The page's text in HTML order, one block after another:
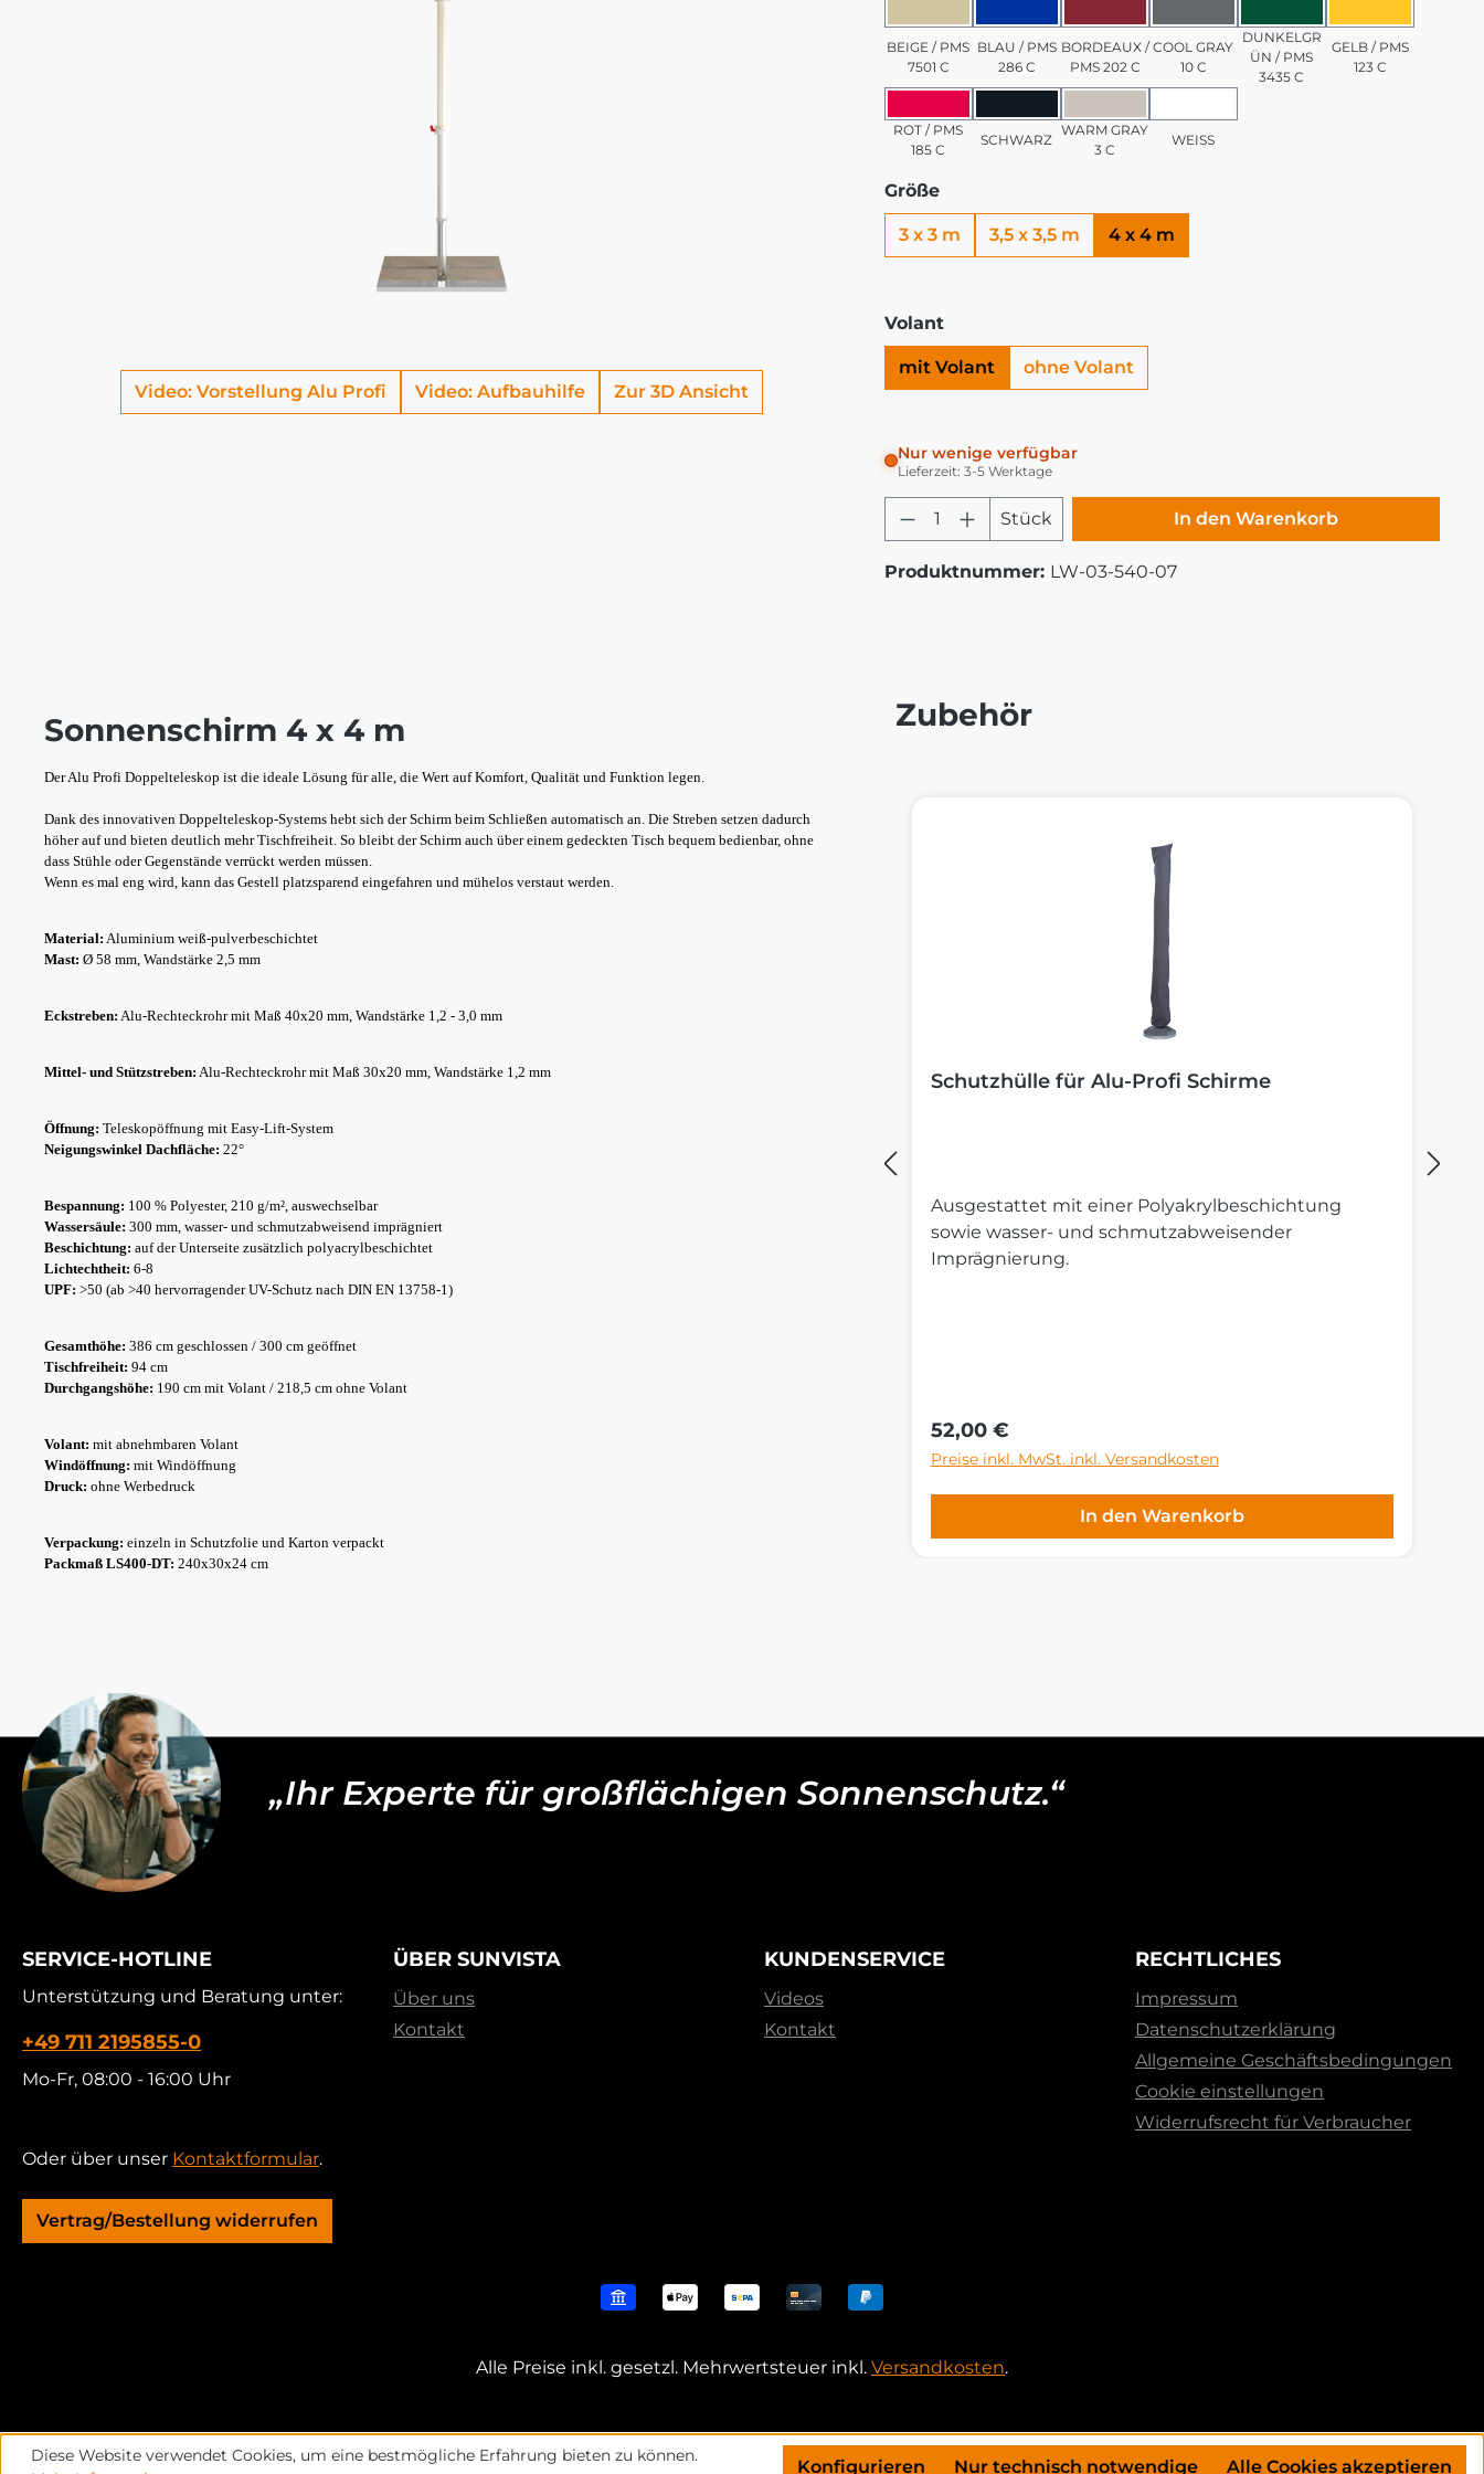
Video: Vorstellung Alu Profi Video: Aufbauhilfe Zur 3D Ansicht
BEIGE / PMS 7501 C
BEIGE / PMS
7501 C
BLAU / PMS 286 C
BLAU / PMS
286 C
BORDEAUX / PMS 202 C
BORDEAUX /
PMS 202 C
COOL GRAY 10 C
COOL GRAY
10 C
DUNKELGRÜN / PMS
DUNKELGR
ÜN / PMS
3435 C
GELB / PMS
GELB / PMS
123 C
ROT / PMS 185 C
ROT / PMS
185 C
SCHWARZ
SCHWARZ
WARM GRAY 3 C
WARM GRAY
3 C
WEISS
WEISS
Größe
3 x 3 m 3,5 x 3,5 m 4 x 4 m
Volant
mit Volant ohne Volant
Nur wenige verfügbar
Lieferzeit: 3-5 Werktage
Produkt Anzahl: Gib den gewünschten
Stück In den Warenkorb
Produktnummer: LW-03-540-07
Sonnenschirm 4 x 4 m
Der Alu Profi Doppelteleskop ist die ideale Lösung für alle, die Wert auf Komfort, Qualität und Funktion legen.
Dank des innovativen Doppelteleskop-Systems hebt sich der Schirm beim Schließen automatisch an. Die Streben setzen dadurch
höher auf und bieten deutlich mehr Tischfreiheit. So bleibt der Schirm auch über einem gedeckten Tisch bequem bedienbar, ohne
dass Stühle oder Gegenstände verrückt werden müssen.
Wenn es mal eng wird, kann das Gestell platzsparend eingefahren und mühelos verstaut werden.
Material: Aluminium weiß-pulverbeschichtet
Mast: Ø 58 mm, Wandstärke 2,5 mm
Eckstreben: Alu-Rechteckrohr mit Maß 40x20 mm, Wandstärke 1,2 - 3,0 mm
Mittel- und Stützstreben: Alu-Rechteckrohr mit Maß 30x20 mm, Wandstärke 1,2 mm
Öffnung: Teleskopöffnung mit Easy-Lift-System
Neigungswinkel Dachfläche: 22°
Bespannung: 100 % Polyester, 210 g/m², auswechselbar
Wassersäule: 300 mm, wasser- und schmutzabweisend imprägniert
Beschichtung: auf der Unterseite zusätzlich polyacrylbeschichtet
Lichtechtheit: 6-8
UPF: >50 (ab >40 hervorragender UV-Schutz nach DIN EN 13758-1)
Gesamthöhe: 386 cm geschlossen / 300 cm geöffnet
Tischfreiheit: 94 cm
Durchgangshöhe: 190 cm mit Volant / 218,5 cm ohne Volant
Volant: mit abnehmbaren Volant
Windöffnung: mit Windöffnung
Druck: ohne Werbedruck
Verpackung: einzeln in Schutzfolie und Karton verpackt
Packmaß LS400-DT: 240x30x24 cm
Zubehör
Schutzhülle für Alu-Profi Schirme
Ausgestattet mit einer Polyakrylbeschichtung
sowie wasser- und schmutzabweisender
Imprägnierung.
Regulärer Preis:
52,00 €
Preise inkl. MwSt. inkl. Versandkosten
In den Warenkorb
„Ihr Experte für großflächigen Sonnenschutz.“
SERVICE-HOTLINE
Unterstützung und Beratung unter:
+49 711 2195855-0
Mo-Fr, 08:00 - 16:00 Uhr
Oder über unser Kontaktformular.
Vertrag/Bestellung widerrufen
ÜBER SUNVISTA
Über uns
Kontakt
KUNDENSERVICE
Videos
Kontakt
RECHTLICHES
Impressum
Datenschutzerklärung
Allgemeine Geschäftsbedingungen
Cookie einstellungen
Widerrufsrecht für Verbraucher
Alle Preise inkl. gesetzl. Mehrwertsteuer inkl. Versandkosten.
Diese Website verwendet Cookies, um eine bestmögliche Erfahrung bieten zu können.
Nur technisch notwendige
Konfigurieren Alle Cookies akzeptieren